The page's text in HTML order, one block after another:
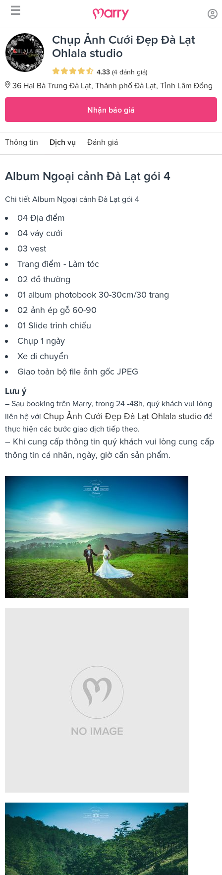
☰
Trang chủ Sản phẩm dịch vụ / Album Ngoại cảnh Đà Lạt gói 4
Chụp Ảnh Cưới Đẹp Đà Lạt
Ohlala studio
4.33 (4 đánh giá)
36 Hai Bà Trưng Đà Lạt, Thành phố Đà Lạt, Tỉnh Lâm Đồng
Nhận báo giá
Thông tin Dịch vụ Đánh giá
Album Ngoại cảnh Đà Lạt gói 4
Chi tiết Album Ngoại cảnh Đà Lạt gói 4
04 Địa điểm
04 váy cưới
03 vest
Trang điểm - Làm tóc
02 đồ thường
01 album photobook 30-30cm/30 trang
02 ảnh ép gỗ 60-90
01 Slide trình chiếu
Chụp 1 ngày
Xe di chuyển
Giao toàn bộ file ảnh gốc JPEG
Lưu ý
– Sau booking trên Marry, trong 24 -48h, quý khách vui lòng
liên hệ với Chụp Ảnh Cưới Đẹp Đà Lạt Ohlala studio để
thực hiện các bước giao dịch tiếp theo.
– Khi cung cấp thông tin quý khách vui lòng cung cấp
thông tin cá nhân, ngày, giờ cần sản phẩm.